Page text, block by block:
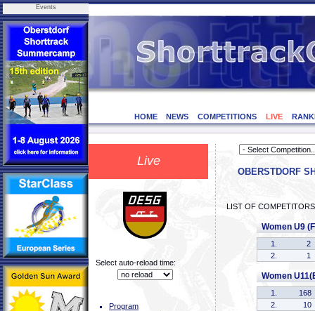
Events
HOME NEWS COMPETITIONS LIVE
Live
Select auto-reload time:
Program
OBERSTDORF
LIST OF COMPETITORS
Women U9
1.
2
2.
1
Women
1.
168
2.
10